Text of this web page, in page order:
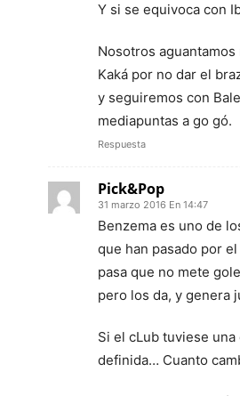
Y si se equivoca con
Nosotros
Kaká por no dar el
y seguiremos con
mediapuntas a go gó.
Respuesta
Pick&Pop
31 marzo 2016 En 14:47
Benzema es uno de
que han pasado por
pasa que no mete
pero los da, y genera
Si el cLub tuviese
definida… Cuanto